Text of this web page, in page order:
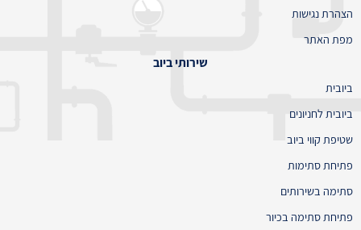
הצהרת נגישות
מפת האתר
שירותי ביוב
ביובית
ביובית לחניונים
שטיפת קווי ביוב
פתיחת סתימות
סתימה בשירותים
פתיחת סתימה בכיור